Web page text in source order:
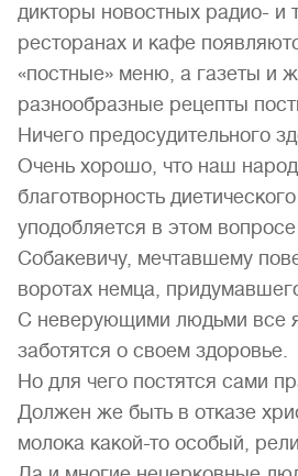
дикторы новостных радио- и
ресторанах и кафе
«постные» меню, а газеты и
разнообразные рецепты
Ничего предосудительного
Очень хорошо, что наш
благотворность
уподобляется в этом
Собакевичу, мечтавшему
воротах немца,
С неверующими людьми все
заботятся о своем здоровье.
Но для чего постятся сами
Должен же быть в отказе
молока какой-то особый,